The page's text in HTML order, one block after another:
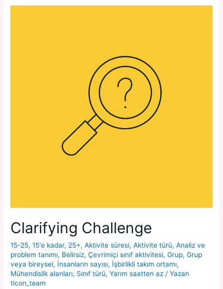
Clarifying Challenge
15-25,15'e kadar, 25+,Aktivite süresi,Aktivite türü,Analiz ve
problem tanımı, Belirsiz,Çevrimiçi sınıf aktivitesi,Grup,Grup
veya bireysel, İnsanların sayısı, İşbirlikli takım ortamı,
Mühendislik alanları, Sınıf türü,Yarım saatten az / Yazan
ticon_team